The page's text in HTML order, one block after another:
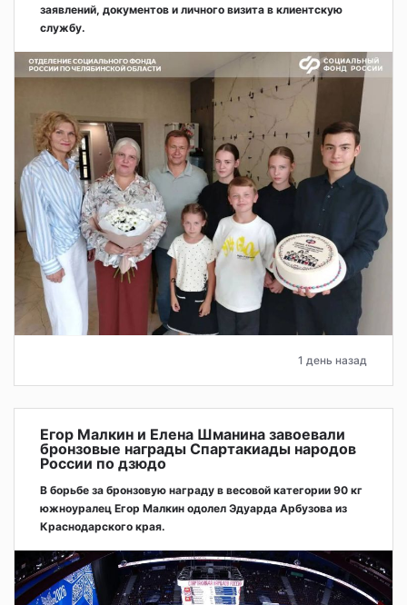
заявлений, документов и личного визита в клиентскую
службу.
1 день назад
Егор Малкин и Елена Шманина завоевали
бронзовые награды Спартакиады народов
России по дзюдо
В борьбе за бронзовую награду в весовой категории 90 кг
южноуралец Егор Малкин одолел Эдуарда Арбузова из
Краснодарского края.